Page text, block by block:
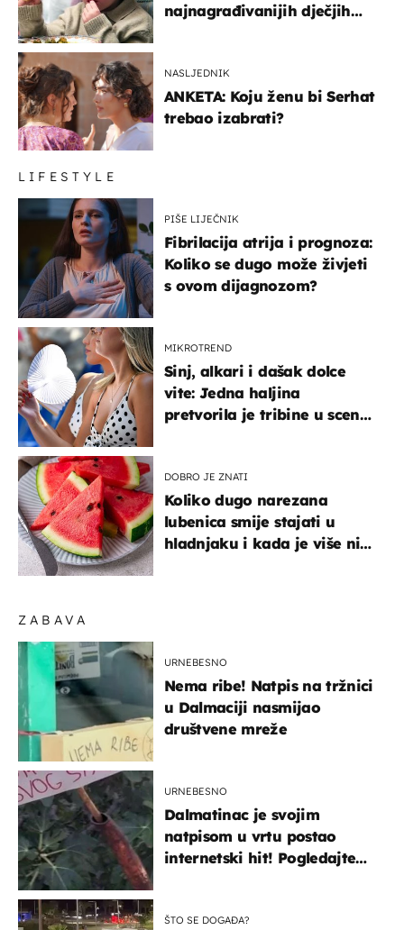
ZABAVA
URNEBESNO
Nema ribe! Natpis na tržnici
u Dalmaciji nasmijao
društvene mreže
URNEBESNO
Dalmatinac je svojim
natpisom u vrtu postao
internetski hit! Pogledajte
ŠTO SE DOGAĐA?
najnagrađivanijih dječjih
NASLJEDNIK
ANKETA: Koju ženu bi Serhat
trebao izabrati?
LIFESTYLE
PIŠE LIJEČNIK
Fibrilacija atrija i prognoza:
Koliko se dugo može živjeti
s ovom dijagnozom?
MIKROTREND
Sinj, alkari i dašak dolce
vite: Jedna haljina
pretvorila je tribine u scenu
DOBRO JE ZNATI
Koliko dugo narezana
lubenica smije stajati u
hladnjaku i kada je više nije